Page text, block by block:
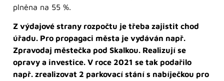
plněna na 55 %.
Z výdajové strany rozpočtu je třeba zajistit chod
úřadu. Pro propagaci města je vydáván např.
Zpravodaj městečka pod Skalkou. Realizují se
opravy a investice. V roce 2021 se tak podařilo
např. zrealizovat 2 parkovací stání s nabíječkou pro